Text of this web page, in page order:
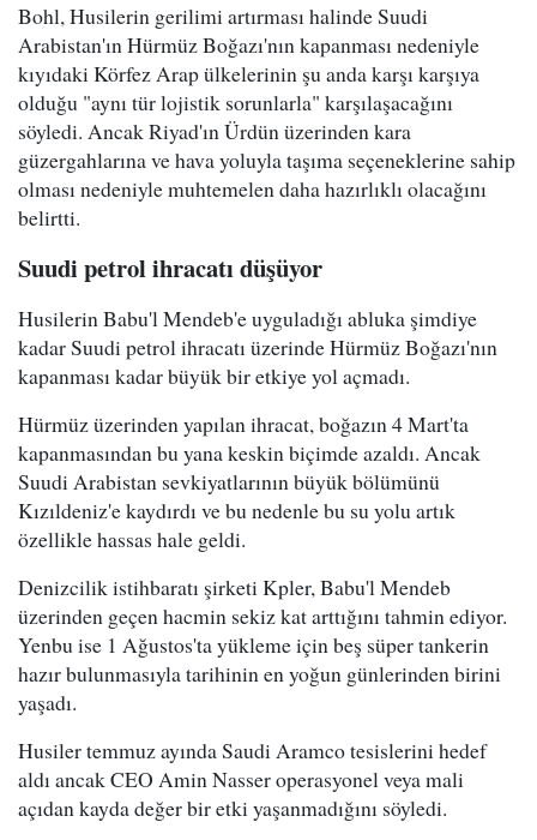
Bohl, Husilerin gerilimi artırması halinde Suudi
Arabistan'ın Hürmüz Boğazı'nın kapanması nedeniyle
kıyıdaki Körfez Arap ülkelerinin şu anda karşı karşıya
olduğu "aynı tür lojistik sorunlarla" karşılaşacağını
söyledi. Ancak Riyad'ın Ürdün üzerinden kara
güzergahlarına ve hava yoluyla taşıma seçeneklerine sahip
olması nedeniyle muhtemelen daha hazırlıklı olacağını
belirtti.
Suudi petrol ihracatı düşüyor
Husilerin Babu'l Mendeb'e uyguladığı abluka şimdiye
kadar Suudi petrol ihracatı üzerinde Hürmüz Boğazı'nın
kapanması kadar büyük bir etkiye yol açmadı.
Hürmüz üzerinden yapılan ihracat, boğazın 4 Mart'ta
kapanmasından bu yana keskin biçimde azaldı. Ancak
Suudi Arabistan sevkiyatlarının büyük bölümünü
Kızıldeniz'e kaydırdı ve bu nedenle bu su yolu artık
özellikle hassas hale geldi.
Denizcilik istihbaratı şirketi Kpler, Babu'l Mendeb
üzerinden geçen hacmin sekiz kat arttığını tahmin ediyor.
Yenbu ise 1 Ağustos'ta yükleme için beş süper tankerin
hazır bulunmasıyla tarihinin en yoğun günlerinden birini
yaşadı.
Husiler temmuz ayında Saudi Aramco tesislerini hedef
aldı ancak CEO Amin Nasser operasyonel veya mali
açıdan kayda değer bir etki yaşanmadığını söyledi.